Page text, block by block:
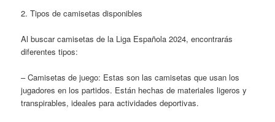
2. Tipos de camisetas disponibles
Al buscar camisetas de la Liga Española 2024, encontrarás
diferentes tipos:
– Camisetas de juego: Estas son las camisetas que usan los
jugadores en los partidos. Están hechas de materiales ligeros y
transpirables, ideales para actividades deportivas.